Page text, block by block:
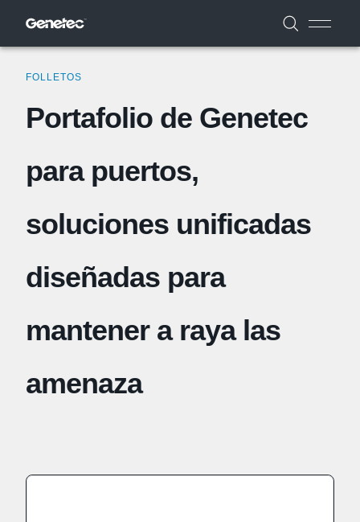
FOLLETOS
Portafolio de Genetec
para puertos,
soluciones unificadas
diseñadas para
mantener a raya las
amenaza